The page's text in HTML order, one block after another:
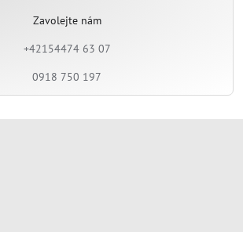
Zavolejte nám
+42154474 63 07
0918 750 197